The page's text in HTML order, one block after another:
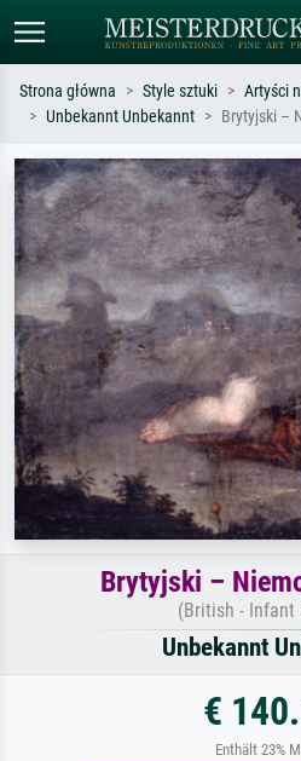
Szukaj wg artysty, tytułu lub stylu – np.
Monet, Gwiaździsta noc,
impresjonizm, fala Hokusaia, akt.
Strona główna Style sztuki
Artyści
Unbekannt Unbekannt
Brytyjski –
Brytyjski –
(British - Infant
Unbekannt
€
Enthält 23%